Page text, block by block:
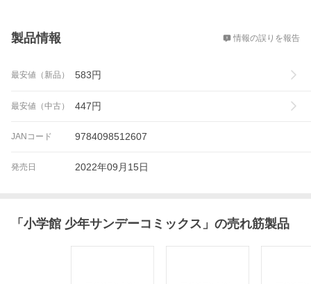
製品情報 情報の誤りを報告
最安値（新品） 583円
最安値（中古） 447円
JANコード 9784098512607
発売日 2022年09月15日
「 小学館 少年サンデーコミックス 」の売れ筋製品